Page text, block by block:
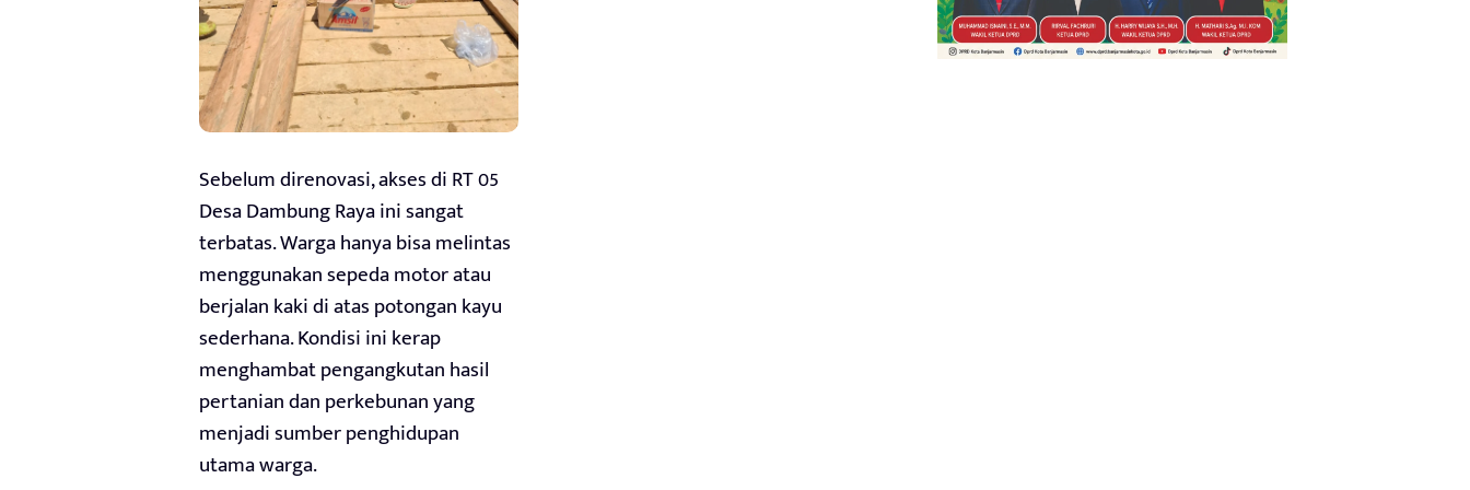
Sebelum direnovasi, akses di RT 05
Desa Dambung Raya ini sangat
terbatas. Warga hanya bisa melintas
menggunakan sepeda motor atau
berjalan kaki di atas potongan kayu
sederhana. Kondisi ini kerap
menghambat pengangkutan hasil
pertanian dan perkebunan yang
menjadi sumber penghidupan
utama warga.